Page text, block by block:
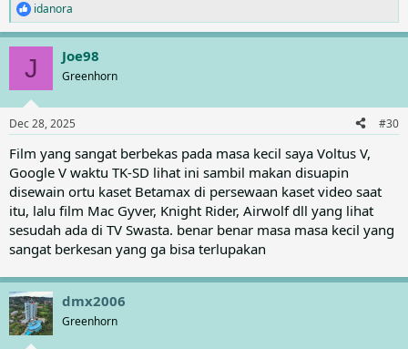
R
e
a
i
n
s
:
idanora
J Joe98
Greenhorn
Dec 28, 2025 #30
Film yang sangat berbekas pada masa kecil saya Voltus V,
Google V waktu TK-SD lihat ini sambil makan disuapin
disewain ortu kaset Betamax di persewaan kaset video saat
itu, lalu film Mac Gyver, Knight Rider, Airwolf dll yang lihat
sesudah ada di TV Swasta. benar benar masa masa kecil yang
sangat berkesan yang ga bisa terlupakan
dmx2006
Greenhorn